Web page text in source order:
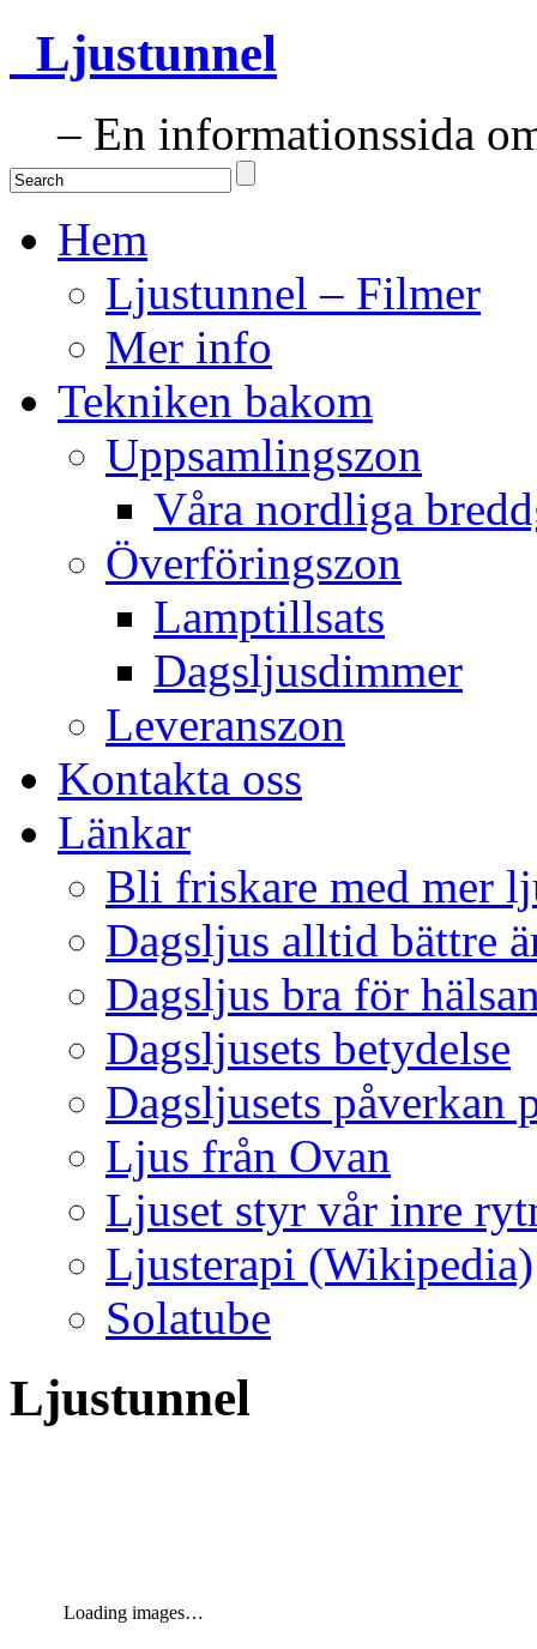
Ljustunnel
– En informationssida
Hem
Ljustunnel – Filmer
Mer info
Tekniken bakom
Uppsamlingszon
Våra nordliga
Överföringszon
Lamptillsats
Dagsljusdimmer
Leveranszon
Kontakta oss
Länkar
Bli friskare med mer
Dagsljus alltid bättre
Dagsljus bra för
Dagsljusets betydelse
Dagsljusets påverkan
Ljus från Ovan
Ljuset styr vår inre
Ljusterapi (Wikipedia)
Solatube
Ljustunnel
Loading images…